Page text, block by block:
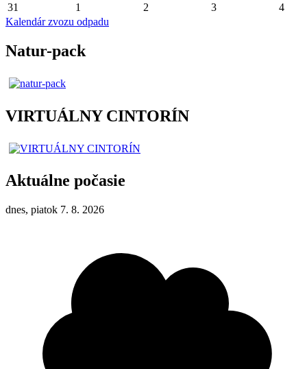
31 1 2 3
4
Kalendár zvozu odpadu
Natur-pack
VIRTUÁLNY CINTORÍN
Aktuálne počasie
dnes, piatok 7. 8. 2026